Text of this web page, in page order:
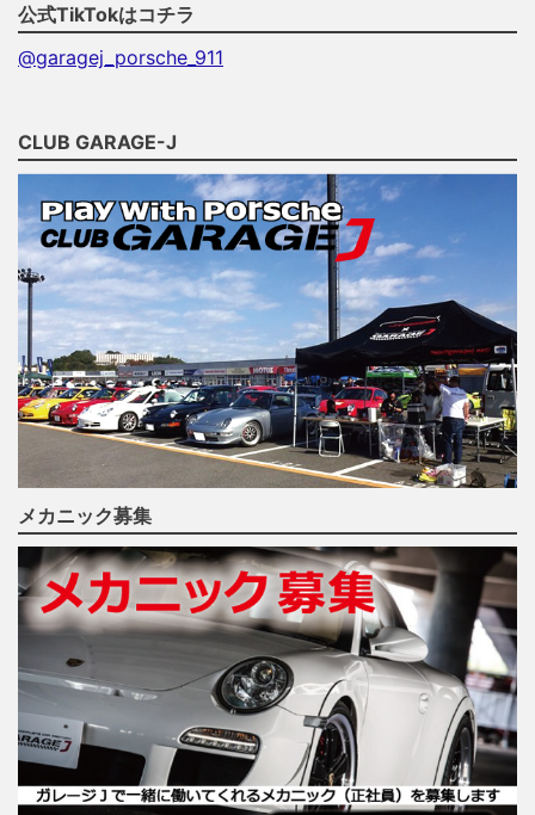
公式TikTokはコチラ
@garagej_porsche_911
CLUB GARAGE-J
メカニック募集